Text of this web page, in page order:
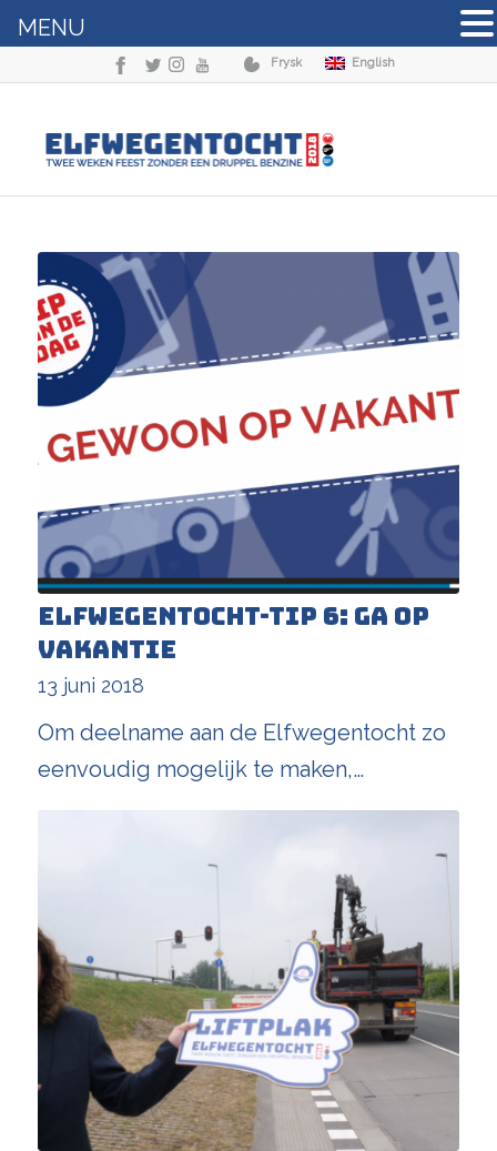
Frysk English
Elfwegentocht-tip 6: ga op
vakantie
13 juni 2018
Om deelname aan de Elfwegentocht zo
eenvoudig mogelijk te maken,…
MENU